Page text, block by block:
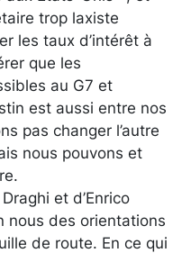
trop laxiste
les taux d’intérêt à
que les
au G7 et
est aussi entre nos
pas changer l’autre
nous pouvons et
et d’Enrico
nous des orientations
de route. En ce qui